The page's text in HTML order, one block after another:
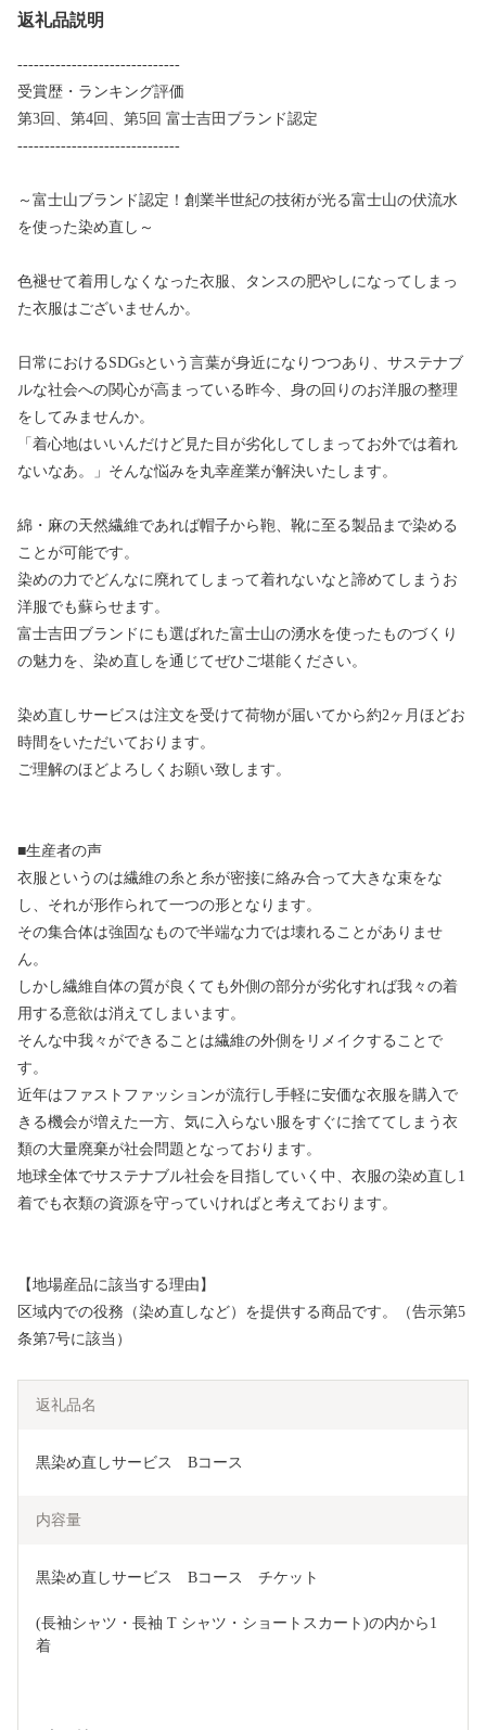
返礼品説明
------------------------------
受賞歴・ランキング評価
第3回、第4回、第5回 富士吉田ブランド認定
------------------------------
～富士山ブランド認定！創業半世紀の技術が光る富士山の伏流水
を使った染め直し～
色褪せて着用しなくなった衣服、タンスの肥やしになってしまっ
た衣服はございませんか。
日常におけるSDGsという言葉が身近になりつつあり、サステナブ
ルな社会への関心が高まっている昨今、身の回りのお洋服の整理
をしてみませんか。
「着心地はいいんだけど見た目が劣化してしまってお外では着れ
ないなあ。」そんな悩みを丸幸産業が解決いたします。
綿・麻の天然繊維であれば帽子から鞄、靴に至る製品まで染める
ことが可能です。
染めの力でどんなに廃れてしまって着れないなと諦めてしまうお
洋服でも蘇らせます。
富士吉田ブランドにも選ばれた富士山の湧水を使ったものづくり
の魅力を、染め直しを通じてぜひご堪能ください。
染め直しサービスは注文を受けて荷物が届いてから約2ヶ月ほどお
時間をいただいております。
ご理解のほどよろしくお願い致します。
■生産者の声
衣服というのは繊維の糸と糸が密接に絡み合って大きな束をな
し、それが形作られて一つの形となります。
その集合体は強固なもので半端な力では壊れることがありませ
ん。
しかし繊維自体の質が良くても外側の部分が劣化すれば我々の着
用する意欲は消えてしまいます。
そんな中我々ができることは繊維の外側をリメイクすることで
す。
近年はファストファッションが流行し手軽に安価な衣服を購入で
きる機会が増えた一方、気に入らない服をすぐに捨ててしまう衣
類の大量廃棄が社会問題となっております。
地球全体でサステナブル社会を目指していく中、衣服の染め直し1
着でも衣類の資源を守っていければと考えております。
【地場産品に該当する理由】
区域内での役務（染め直しなど）を提供する商品です。（告示第5
条第7号に該当）
返礼品名
黒染め直しサービス　Bコース
内容量
黒染め直しサービス　Bコース　チケット
(⻑袖シャツ・⻑袖 T シャツ・ショートスカート)の内から1
着